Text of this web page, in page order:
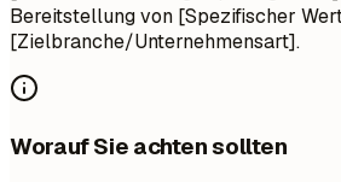
Bereitstellung von [Spezifischer
[Zielbranche/Unternehmensart].
Worauf Sie achten sollten